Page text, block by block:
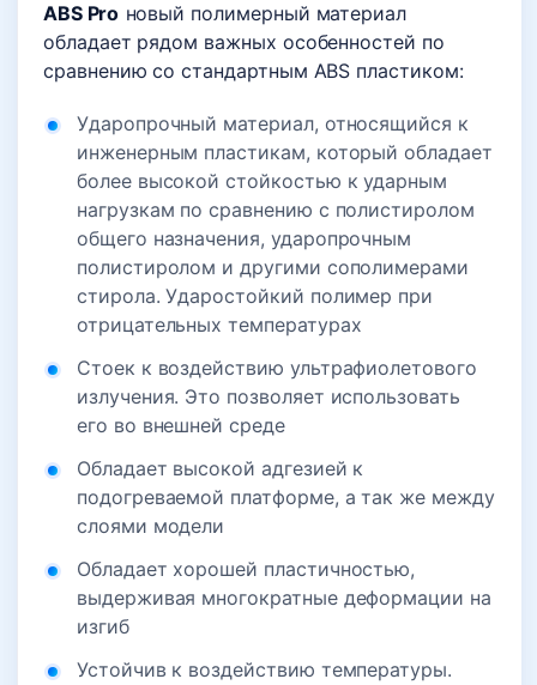
ABS Pro новый полимерный материал
обладает рядом важных особенностей по
сравнению со стандартным ABS пластиком:
Ударопрочный материал, относящийся к
инженерным пластикам, который обладает
более высокой стойкостью к ударным
нагрузкам по сравнению с полистиролом
общего назначения, ударопрочным
полистиролом и другими сополимерами
стирола. Ударостойкий полимер при
отрицательных температурах
Стоек к воздействию ультрафиолетового
излучения. Это позволяет использовать
его во внешней среде
Обладает высокой адгезией к
подогреваемой платформе, а так же между
слоями модели
Обладает хорошей пластичностью,
выдерживая многократные деформации на
изгиб
Устойчив к воздействию температуры.